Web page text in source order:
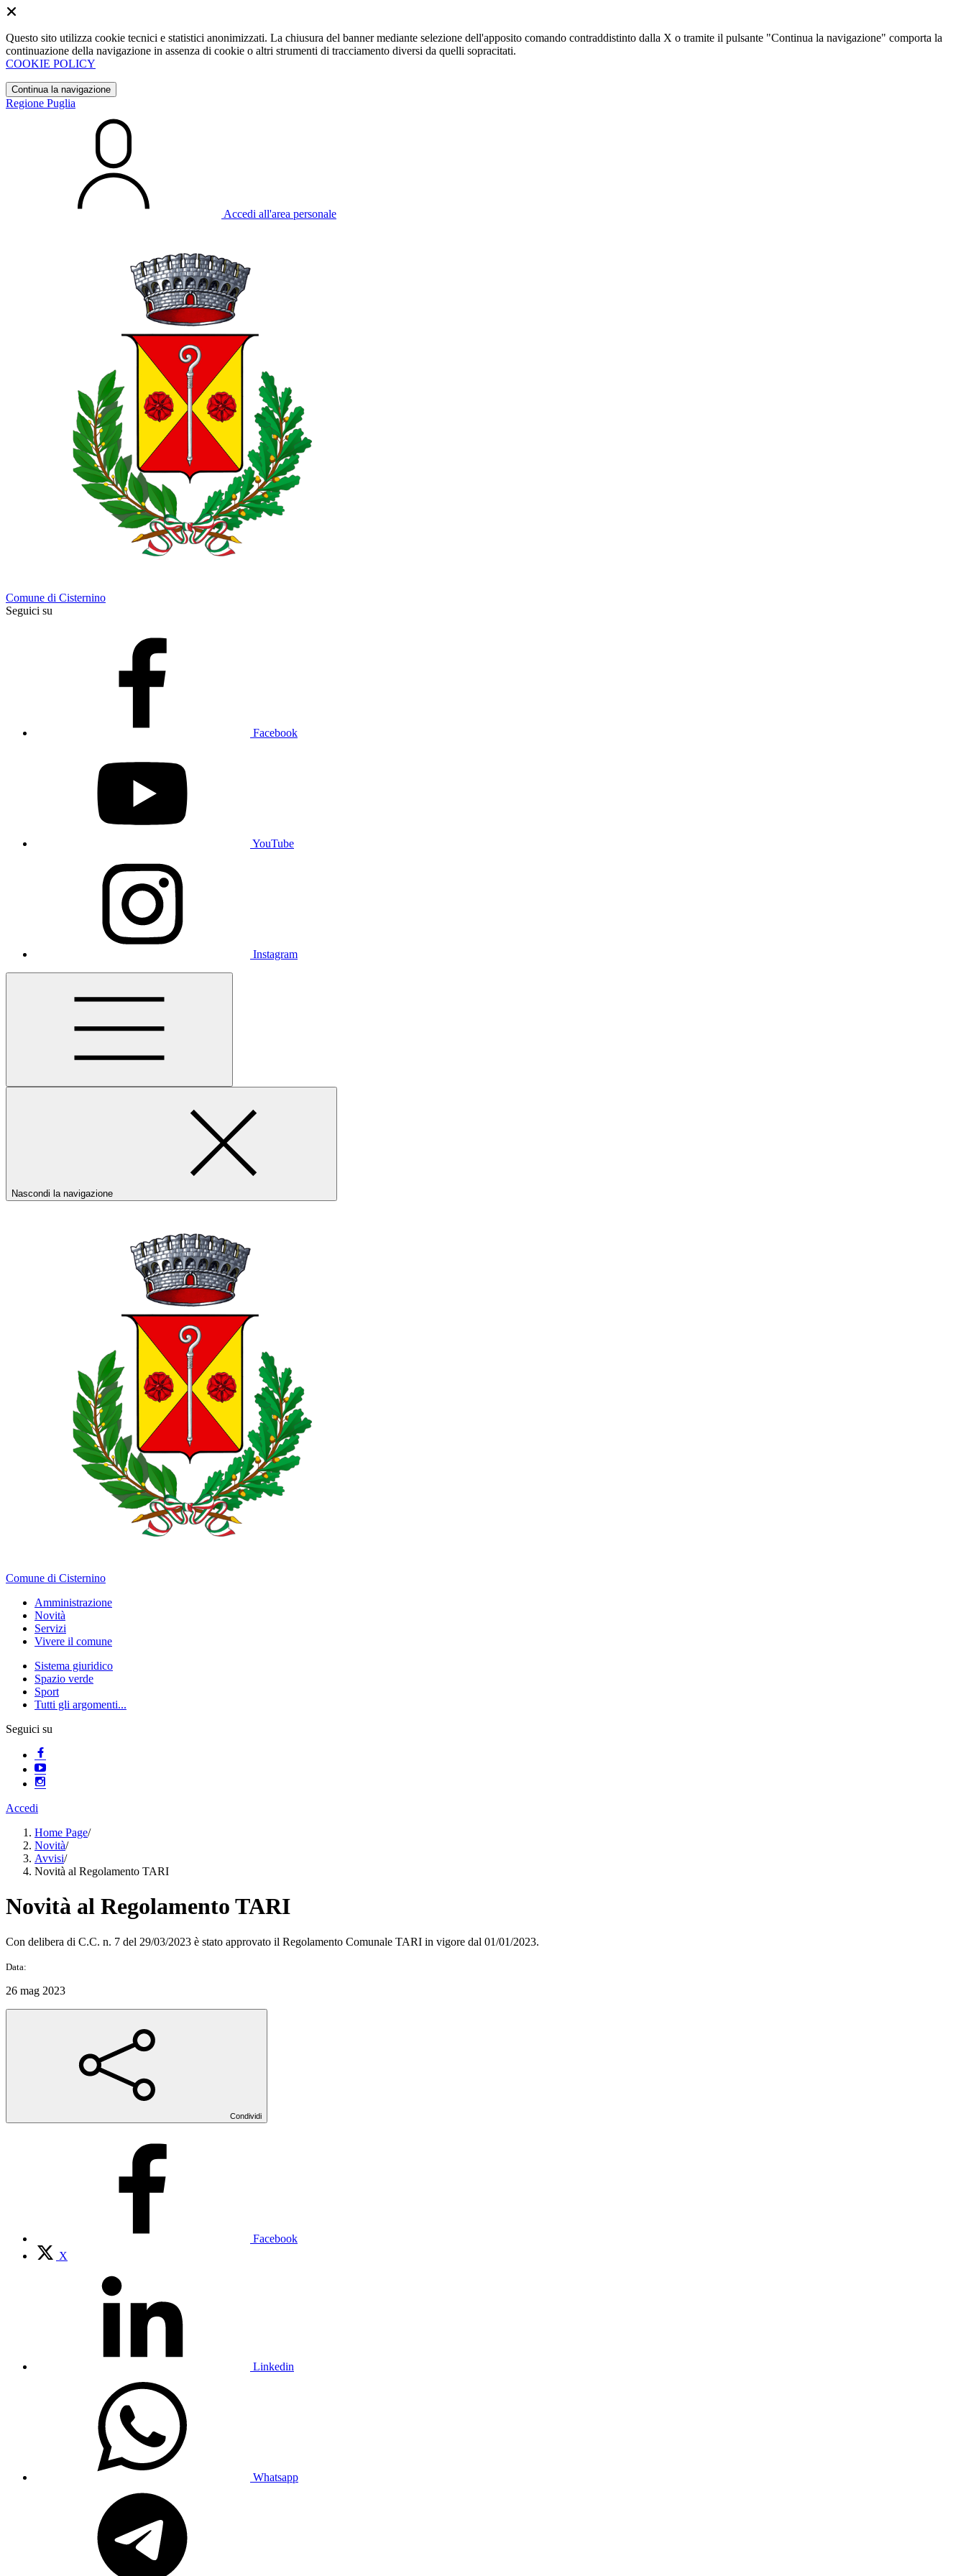
Questo sito utilizza cookie tecnici e statistici anonimizzati. La chiusura del banner mediante selezione dell'apposito comando contraddistinto dalla X o tramite il pulsante "Continua la navigazione" comporta la
continuazione della navigazione in assenza di cookie o altri strumenti di tracciamento diversi da quelli sopracitati.
COOKIE POLICY
Continua la navigazione
Regione Puglia
Accedi all'area personale
Comune di Cisternino
Seguici su
Facebook
YouTube
Instagram
Nascondi la navigazione
Comune di Cisternino
Amministrazione
Novità
Servizi
Vivere il comune
Sistema giuridico
Spazio verde
Sport
Tutti gli argomenti...
Seguici su
Accedi
Home Page/
Novità/
Avvisi/
Novità al Regolamento TARI
Novità al Regolamento TARI
Con delibera di C.C. n. 7 del 29/03/2023 è stato approvato il Regolamento Comunale TARI in vigore dal 01/01/2023.
Data:
26 mag 2023
Condividi
Facebook
X
Linkedin
Whatsapp